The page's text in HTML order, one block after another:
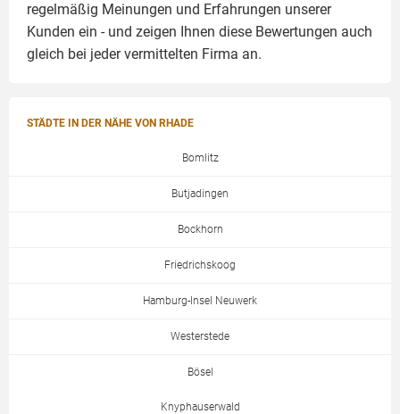
regelmäßig Meinungen und Erfahrungen unserer
Kunden ein - und zeigen Ihnen diese Bewertungen auch
gleich bei jeder vermittelten Firma an.
STÄDTE IN DER NÄHE VON RHADE
Bomlitz
Butjadingen
Bockhorn
Friedrichskoog
Hamburg-Insel Neuwerk
Westerstede
Bösel
Knyphauserwald